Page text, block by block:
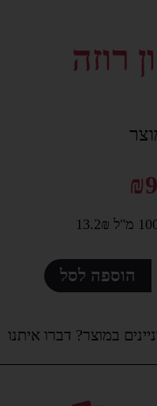
רוזה
₪
הוספה לסל
במוצר? דברו איתנו